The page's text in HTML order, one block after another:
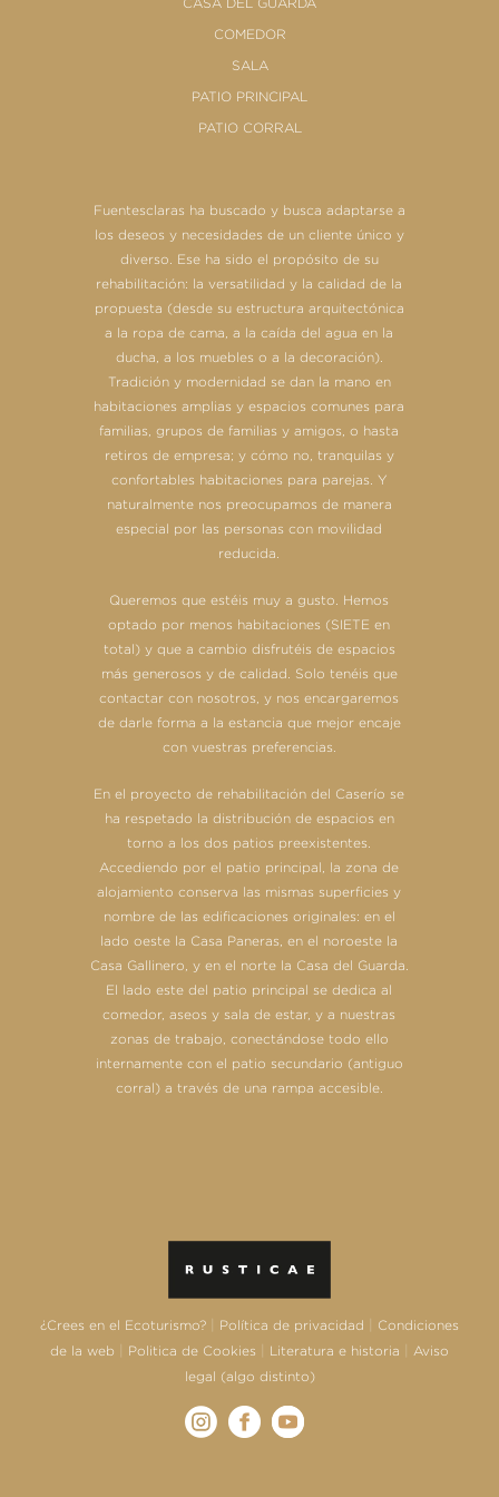
COMEDOR
SALA
PATIO PRINCIPAL
PATIO CORRAL
Fuentesclaras ha buscado y busca adaptarse a
los deseos y necesidades de un cliente único y
diverso. Ese ha sido el propósito de su
rehabilitación: la versatilidad y la calidad de la
propuesta (desde su estructura arquitectónica
a la ropa de cama, a la caída del agua en la
ducha, a los muebles o a la decoración).
Tradición y modernidad se dan la mano en
habitaciones amplias y espacios comunes para
familias, grupos de familias y amigos, o hasta
retiros de empresa; y cómo no, tranquilas y
confortables habitaciones para parejas. Y
naturalmente nos preocupamos de manera
especial por las personas con movilidad
reducida.
Queremos que estéis muy a gusto. Hemos
optado por menos habitaciones (SIETE en
total) y que a cambio disfrutéis de espacios
más generosos y de calidad. Solo tenéis que
contactar con nosotros, y nos encargaremos
de darle forma a la estancia que mejor encaje
con vuestras preferencias.
En el proyecto de rehabilitación del Caserío se
ha respetado la distribución de espacios en
torno a los dos patios preexistentes.
Accediendo por el patio principal, la zona de
alojamiento conserva las mismas superficies y
nombre de las edificaciones originales: en el
lado oeste la Casa Paneras, en el noroeste la
Casa Gallinero, y en el norte la Casa del Guarda.
El lado este del patio principal se dedica al
comedor, aseos y sala de estar, y a nuestras
zonas de trabajo, conectándose todo ello
internamente con el patio secundario (antiguo
corral) a través de una rampa accesible.
¿Crees en el Ecoturismo? Política de privacidad
Condiciones
de la web
Politica de Cookies Literatura e historia
Aviso
legal (algo distinto)
Instagram
Facebook
Youtube